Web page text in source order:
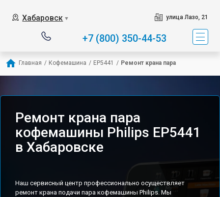
Хабаровск ▼ улица Лазо, 21
+7 (800) 350-44-53
Главная / Кофемашина / EP5441 / Ремонт крана пара
Ремонт крана пара
кофемашины Philips EP5441
в Хабаровске
Наш сервисный центр профессионально осуществляет
ремонт крана подачи пара кофемашины Philips. Мы